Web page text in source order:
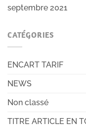
septembre 2021
CATÉGORIES
ENCART TARIF
NEWS
Non classé
TITRE ARTICLE EN